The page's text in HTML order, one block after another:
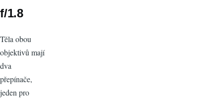
f/1.8
Těla obou
objektivů mají
dva
přepínače,
jeden pro